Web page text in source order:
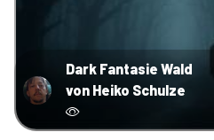
Dark Fantasie Wald
von Heiko Schulze